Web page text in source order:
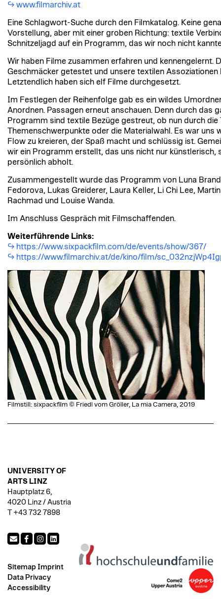
www.filmarchiv.at
Eine Schlagwort-Suche durch den Filmkatalog. Keine
Vorstellung, aber mit einer groben Richtung: textile
Schnitzeljagd auf ein Programm, das wir noch nicht
Wir haben Filme zusammen erfahren und kennengelernt.
Geschmäcker getestet und unsere textilen Assoziationen
Letztendlich haben sich elf Filme durchgesetzt.
Im Festlegen der Reihenfolge gab es ein wildes
Anordnen. Passagen erneut anschauen. Denn durch das
Programm sind textile Bezüge gestreut, ob nun durch die
Themenschwerpunkte oder die Materialwahl. Es war uns
Flow zu kreieren, der Spaß macht und schlüssig ist.
wir ein Programm erstellt, das uns nicht nur künstlerisch,
persönlich abholt.
Zusammengestellt wurde das Programm von Luna
Fedorova, Lukas Greiderer, Laura Keller, Li Chi Lee,
Rachmad und Louise Wanda.
Im Anschluss Gespräch mit Filmschaffenden.
Weiterführende Links:
https://www.sixpackfilm.com/de/events/show/367/
https://www.filmarchiv.at/de/kino/film/
Filmstill: sixpackfilm © Friedl vom Gröller, La mia Camera, 2019
UNIVERSITY OF
ARTS LINZ
Hauptplatz 6,
4020 Linz / Austria
T +43 732 7898
Sitemap Imprint
Data Privacy
Accessibility